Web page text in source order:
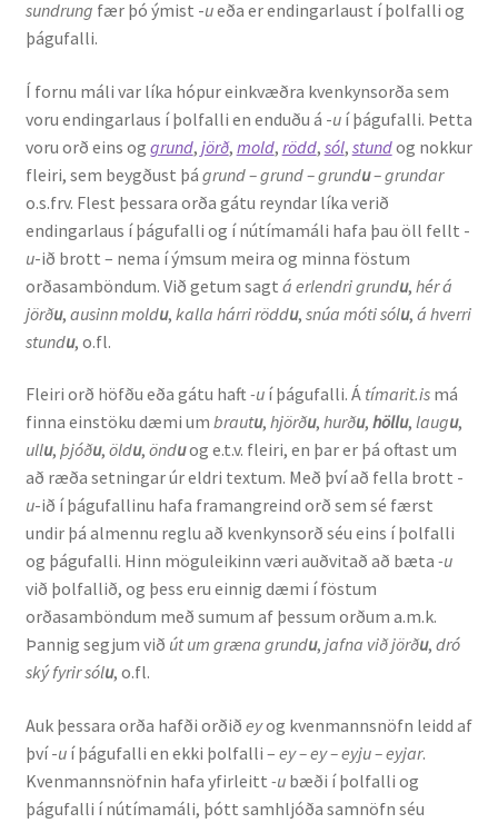
sundrung fær þó ýmist -ueða er endingarlaust í þolfalli og
þágufalli.
Í fornu máli var líka hópur einkvæðra kvenkynsorða sem
voru endingarlaus í þolfalli en enduðu á -uí þágufalli. Þetta
voru orð eins og grund, jörð, mold, rödd, sól, stundog nokkur
fleiri, sem beygðust þá grund – grund – grundu– grundar
o.s.frv. Flest þessara orða gátu reyndar líka verið
endingarlaus í þágufalli og í nútímamáli hafa þau öll fellt -
u-ið brott – nema í ýmsum meira og minna föstum
orðasamböndum. Við getum sagt á erlendri grundu, hér á
jörðu, ausinn moldu, kalla hárri röddu, snúa móti sólu, á hverri
stundu, o.fl.
Fleiri orð höfðu eða gátu haft-uí þágufalli. Á tímarit.ismá
finna einstöku dæmi um brautu, hjörðu, hurðu, höllu, laugu,
ullu, þjóðu, öldu, önduog e.t.v. fleiri, en þar er þá oftast um
að ræða setningar úr eldri textum. Með því að fella brott -
u-ið í þágufallinu hafa framangreind orð sem sé færst
undir þá almennu reglu að kvenkynsorð séu eins í þolfalli
og þágufalli. Hinn möguleikinn væri auðvitað að bæta ­ -u
við þolfallið, og þess eru einnig dæmi í föstum
orðasamböndum með sumum af þessum orðum a.m.k.
Þannig segjum við út um græna grundu, jafna við jörðu, dró
ský fyrir sólu, o.fl.
Auk þessara orða hafði orðið eyog kvenmannsnöfn leidd af
því -uí þágufalli en ekki þolfalli – ey – ey – eyju – eyjar.
Kvenmannsnöfnin hafa yfirleitt -ubæði í þolfalli og
þágufalli í nútímamáli, þótt samhljóða samnöfn séu